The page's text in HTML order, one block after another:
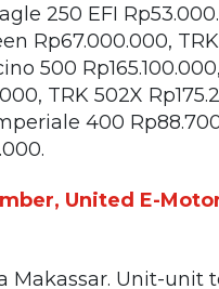
250 EFI
Rp67.000.000, TRK
500
TRK 502X
400
United E-
Makassar. Unit-unit